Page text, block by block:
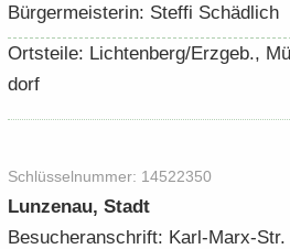
Bür­ger­meis­te­rin: Stef­fi Schäd­lich
Orts­tei­le: Lich­ten­berg/Erz­geb.,
dorf
Schlüs­sel­num­mer: 14522350
Lun­zen­au, Stadt
Be­su­cher­an­schrift: Karl-​Marx-Str.